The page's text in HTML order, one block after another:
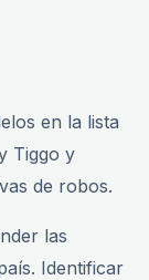
en la lista
Tiggo y
de robos.
las
Identificar